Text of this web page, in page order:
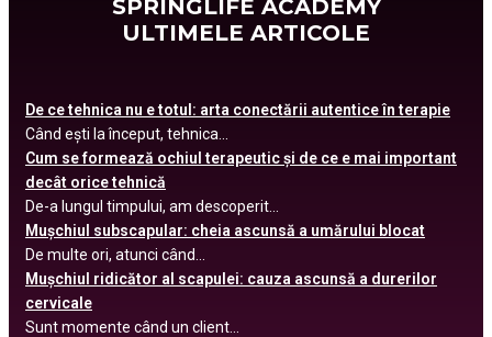
SPRINGLIFE ACADEMY
ULTIMELE ARTICOLE
De ce tehnica nu e totul: arta conectării autentice în terapie
Când ești la început, tehnica...
Cum se formează ochiul terapeutic și de ce e mai important
decât orice tehnică
De-a lungul timpului, am descoperit...
Mușchiul subscapular: cheia ascunsă a umărului blocat
De multe ori, atunci când...
Mușchiul ridicător al scapulei: cauza ascunsă a durerilor
cervicale
Sunt momente când un client...